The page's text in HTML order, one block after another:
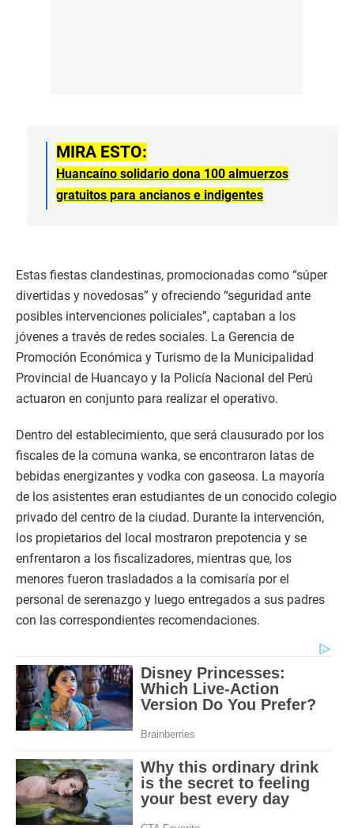
MIRA ESTO:
Huancaíno solidario dona 100 almuerzos
gratuitos para ancianos e indigentes
Estas fiestas clandestinas, promocionadas como “súper
divertidas y novedosas” y ofreciendo “seguridad ante
posibles intervenciones policiales”, captaban a los
jóvenes a través de redes sociales. La Gerencia de
Promoción Económica y Turismo de la Municipalidad
Provincial de Huancayo y la Policía Nacional del Perú
actuaron en conjunto para realizar el operativo.
Dentro del establecimiento, que será clausurado por los
fiscales de la comuna wanka, se encontraron latas de
bebidas energizantes y vodka con gaseosa. La mayoría
de los asistentes eran estudiantes de un conocido colegio
privado del centro de la ciudad. Durante la intervención,
los propietarios del local mostraron prepotencia y se
enfrentaron a los fiscalizadores, mientras que, los
menores fueron trasladados a la comisaría por el
personal de serenazgo y luego entregados a sus padres
con las correspondientes recomendaciones.